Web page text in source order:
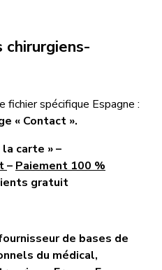
chirurgiens-
spécifique Espagne :
« Contact ».
carte » –
– Paiement 100 %
gratuit
de bases de
du médical,